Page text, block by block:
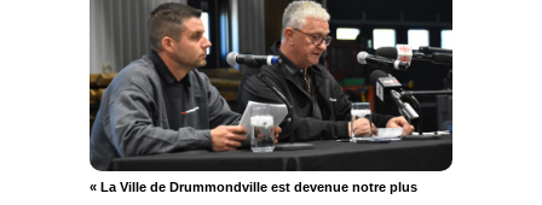
« La Ville de Drummondville est devenue notre plus